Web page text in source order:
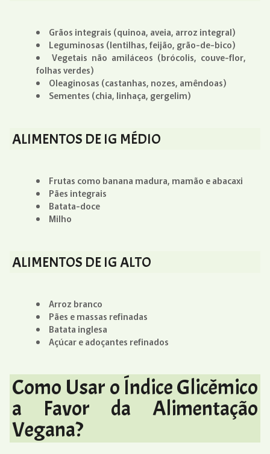
Grãos integrais (quinoa, aveia, arroz integral)
Leguminosas (lentilhas, feijão, grão-de-bico)
Vegetais não amiláceos (brócolis, couve-flor,
folhas verdes)
Oleaginosas (castanhas, nozes, amêndoas)
Sementes (chia, linhaça, gergelim)
ALIMENTOS DE IG MÉDIO
Frutas como banana madura, mamão e abacaxi
Pães integrais
Batata-doce
Milho
ALIMENTOS DE IG ALTO
Arroz branco
Pães e massas refinadas
Batata inglesa
Açúcar e adoçantes refinados
Como Usar o Índice Glicêmico
a Favor da Alimentação
Vegana?